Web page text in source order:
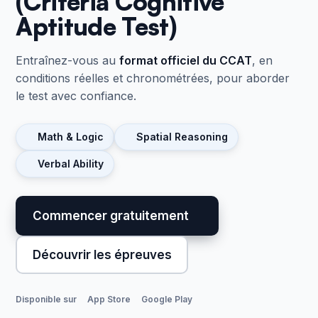
Aptitude Test)
Entraînez-vous auformat officiel du CCAT, en
conditions réelles et chronométrées, pour aborder
le test avec confiance.
Math & Logic Spatial Reasoning
Verbal Ability
Commencer gratuitement
Découvrir les épreuves
Disponible sur App Store Google Play